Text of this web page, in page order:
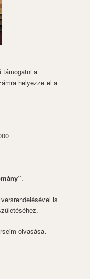
támogatni a
helyezze el a
.
is
olvasása.